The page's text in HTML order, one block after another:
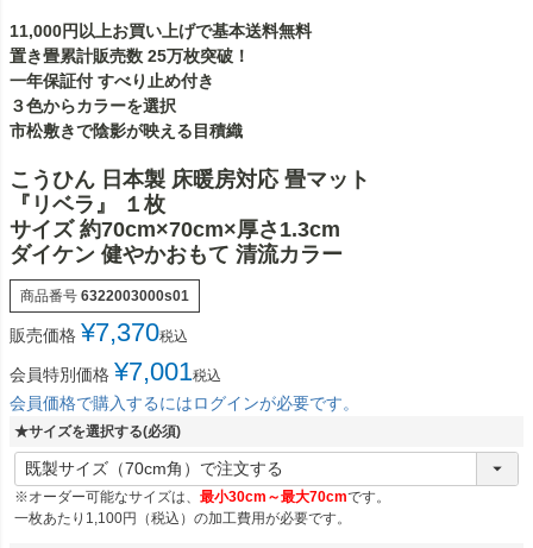
11,000円以上お買い上げで基本送料無料
置き畳累計販売数 25万枚突破！
一年保証付 すべり止め付き
３色からカラーを選択
市松敷きで陰影が映える目積織
こうひん 日本製 床暖房対応 畳マット
『リベラ』 １枚
サイズ 約70cm×70cm×厚さ1.3cm
ダイケン 健やかおもて 清流カラー
商品番号 6322003000s01
販売価格 ¥7,370税込
会員特別価格 ¥7,001税込
会員価格で購入するにはログインが必要です。
★サイズを選択する(必須)
※オーダー可能なサイズは、 最小30cm～最大70cmです。
一枚あたり1,100円（税込）の加工費用が必要です。